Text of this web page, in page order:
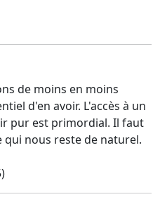
de moins en moins
d'en avoir. L'accès à un
pur est primordial. Il faut
nous reste de naturel.